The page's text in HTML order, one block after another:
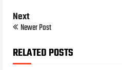
Next
Newer Post
RELATED POSTS